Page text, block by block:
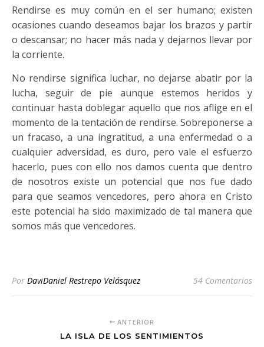
Rendirse es muy común en el ser humano; existen
ocasiones cuando deseamos bajar los brazos y partir
o descansar; no hacer más nada y dejarnos llevar por
la corriente.
No rendirse significa luchar, no dejarse abatir por la
lucha, seguir de pie aunque estemos heridos y
continuar hasta doblegar aquello que nos aflige en el
momento de la tentación de rendirse. Sobreponerse a
un fracaso, a una ingratitud, a una enfermedad o a
cualquier adversidad, es duro, pero vale el esfuerzo
hacerlo, pues con ello nos damos cuenta que dentro
de nosotros existe un potencial que nos fue dado
para que seamos vencedores, pero ahora en Cristo
este potencial ha sido maximizado de tal manera que
somos más que vencedores.
Por DaviDaniel Restrepo Velásquez 54 Comentarios
ANTERIOR
LA ISLA DE LOS SENTIMIENTOS